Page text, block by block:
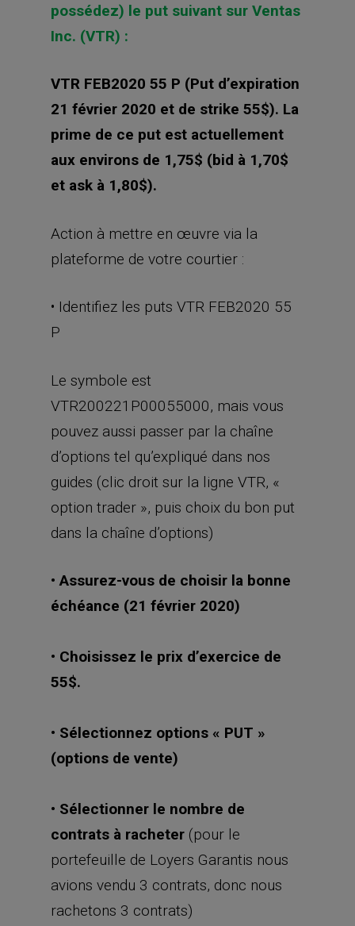
possédez) le put suivant sur Ventas
Inc. (VTR) :
VTR FEB2020 55 P (Put d’expiration
21 février 2020 et de strike 55$). La
prime de ce put est actuellement
aux environs de 1,75$ (bid à 1,70$
et ask à 1,80$).
Action à mettre en œuvre via la
plateforme de votre courtier :
• Identifiez les puts VTR FEB2020 55
P
Le symbole est
VTR200221P00055000, mais vous
pouvez aussi passer par la chaîne
d’options tel qu’expliqué dans nos
guides (clic droit sur la ligne VTR, «
option trader », puis choix du bon put
dans la chaîne d’options)
• Assurez-vous de choisir la bonne
échéance (21 février 2020)
• Choisissez le prix d’exercice de
55$.
• Sélectionnez options « PUT »
(options de vente)
• Sélectionner le nombre de
contrats à racheter (pour le
portefeuille de Loyers Garantis nous
avions vendu 3 contrats, donc nous
rachetons 3 contrats)